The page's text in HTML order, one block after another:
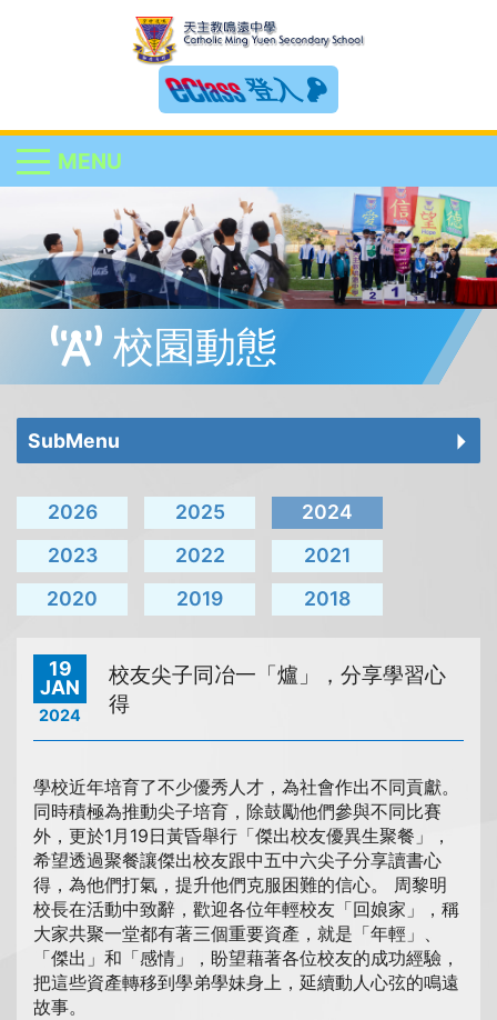
登入
MENU
校園動態
SubMenu
2026 2025
2024
2023
2022
2021
2020
2019 2018
19
JAN
2024
校友尖子同冶一「爐」，分享學習心
得
學校近年培育了不少優秀人才，為社會作出不同貢獻。
同時積極為推動尖子培育，除鼓勵他們參與不同比賽
外，更於1月19日黃昏舉行「傑出校友優異生聚餐」，
希望透過聚餐讓傑出校友跟中五中六尖子分享讀書心
得，為他們打氣，提升他們克服困難的信心。 周黎明
校長在活動中致辭，歡迎各位年輕校友「回娘家」，稱
大家共聚一堂都有著三個重要資產，就是「年輕」、
「傑出」和「感情」，盼望藉著各位校友的成功經驗，
把這些資產轉移到學弟學妹身上，延續動人心弦的鳴遠
故事。